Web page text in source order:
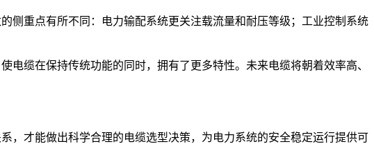
侧重点有所不同：电力输配系统更关注载流量和耐压等级；工业控制系统
缆在保持传统功能的同时，拥有了更多特性。未来电缆将朝着效率高、
，才能做出科学合理的电缆选型决策，为电力系统的安全稳定运行提供可